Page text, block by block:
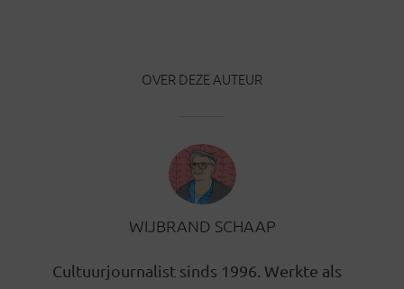
OVER DEZE AUTEUR
WIJBRAND SCHAAP
Cultuurjournalist sinds 1996. Werkte als